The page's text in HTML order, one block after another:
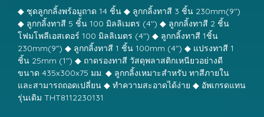
◆ ชุดลูกกลิ้งพร้อมูถาด 14 ชิ้น ◆ ลูกกลิ้งทาสี 3 ชิ้น 230mm(9")
◆ ลูกกลิ้งทาสี 5 ชิ้น 100 มิลลิเมตร (4") ◆ ลูกกลิ้งทาสี 2 ชิ้น
โฟมโพลีเอสเตอร์ 100 มิลลิเมตร (4") ◆ ลูกกลิ้งทาสี 1ชิ้น
230mm(9") ◆ ลูกกลิ้งทาสี 1 ชิ้น 100mm (4") ◆ แปรงทาสี 1
ชิ้น 25mm (1") ◆ ถาดรองทาสี วัสดุพลาสติกเหนียวอย่างดี
ขนาด 435x300x75 มม. ◆ ลูกกลิ้งเหมาะสำหรับ ทาสีภายใน
และสามารถถอดเปลี่ยน ◆ ทำความสะอาดได้ง่าย ◆ อัพเกรดแทน
รุ่นเดิม THT8112230131